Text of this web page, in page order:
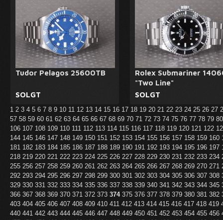
Tudor Pelagos 25600TB
SOLGT
Rolex Submariner
"Two Line"
SOLGT
1 2 3 4 5 6 7 8 9 10 11 12 13 14 15 16 17 18 19 20 21 22 23 24 25 26 27
57 58 59 60 61 62 63 64 65 66 67 68 69 70 71 72 73 74 75 76 77 78 79
106 107 108 109 110 111 112 113 114 115 116 117 118 119 120 121 122
144 145 146 147 148 149 150 151 152 153 154 155 156 157 158 159 160
181 182 183 184 185 186 187 188 189 190 191 192 193 194 195 196 197
218 219 220 221 222 223 224 225 226 227 228 229 230 231 232 233 234
255 256 257 258 259 260 261 262 263 264 265 266 267 268 269 270 271
292 293 294 295 296 297 298 299 300 301 302 303 304 305 306 307 308
329 330 331 332 333 334 335 336 337 338 339 340 341 342 343 344 345
366 367 368 369 370 371 372 373 374 375 376 377 378 379 380 381 382
403 404 405 406 407 408 409 410 411 412 413 414 415 416 417 418 419
440 441 442 443 444 445 446 447 448 449 450 451 452 453 454 455 456